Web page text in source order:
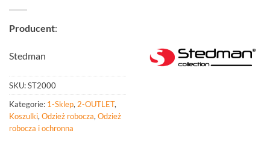
Producent:
Stedman
SKU:ST2000
Kategorie: 1-Sklep, 2-OUTLET,
Koszulki, Odzież robocza, Odzież
robocza i ochronna